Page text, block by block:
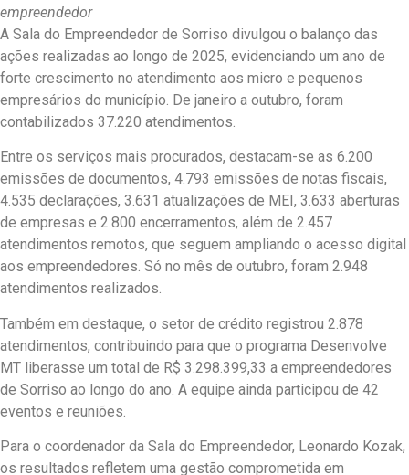
empreendedor
A Sala do Empreendedor de Sorriso divulgou o balanço das
ações realizadas ao longo de 2025, evidenciando um ano de
forte crescimento no atendimento aos micro e pequenos
empresários do município. De janeiro a outubro, foram
contabilizados 37.220 atendimentos.
Entre os serviços mais procurados, destacam-se as 6.200
emissões de documentos, 4.793 emissões de notas fiscais,
4.535 declarações, 3.631 atualizações de MEI, 3.633 aberturas
de empresas e 2.800 encerramentos, além de 2.457
atendimentos remotos, que seguem ampliando o acesso digital
aos empreendedores. Só no mês de outubro, foram 2.948
atendimentos realizados.
Também em destaque, o setor de crédito registrou 2.878
atendimentos, contribuindo para que o programa Desenvolve
MT liberasse um total de R$ 3.298.399,33 a empreendedores
de Sorriso ao longo do ano. A equipe ainda participou de 42
eventos e reuniões.
Para o coordenador da Sala do Empreendedor, Leonardo Kozak,
os resultados refletem uma gestão comprometida em